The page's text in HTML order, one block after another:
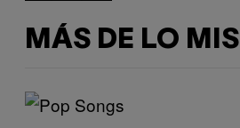
MÁS DE LO